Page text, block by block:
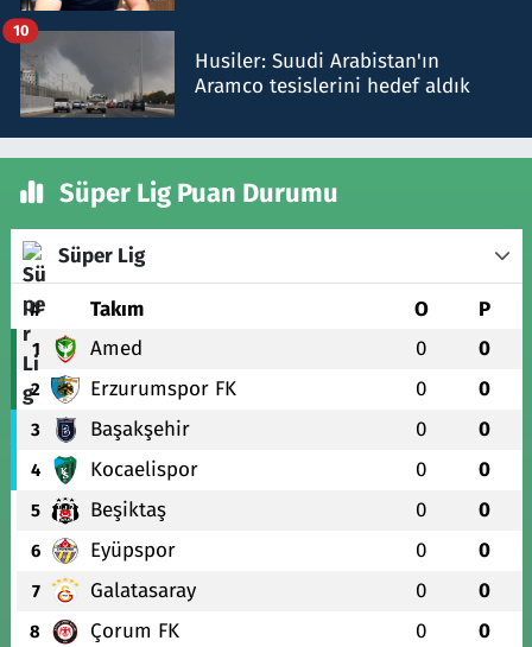
Husiler: Suudi Arabistan'ın
Aramco tesislerini hedef aldık
10
Süper Lig Puan Durumu
Süper Lig
# Takım O P
1 Amed 0 0
2 Erzurumspor FK 0 0
3 Başakşehir 0 0
4 Kocaelispor 0 0
5 Beşiktaş 0 0
6 Eyüpspor 0 0
7 Galatasaray 0 0
8 Çorum FK 0 0